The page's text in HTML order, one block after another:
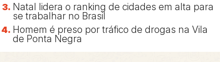
Natal lidera o ranking de cidades em alta para
se trabalhar no Brasil
Homem é preso por tráfico de drogas na Vila
de Ponta Negra